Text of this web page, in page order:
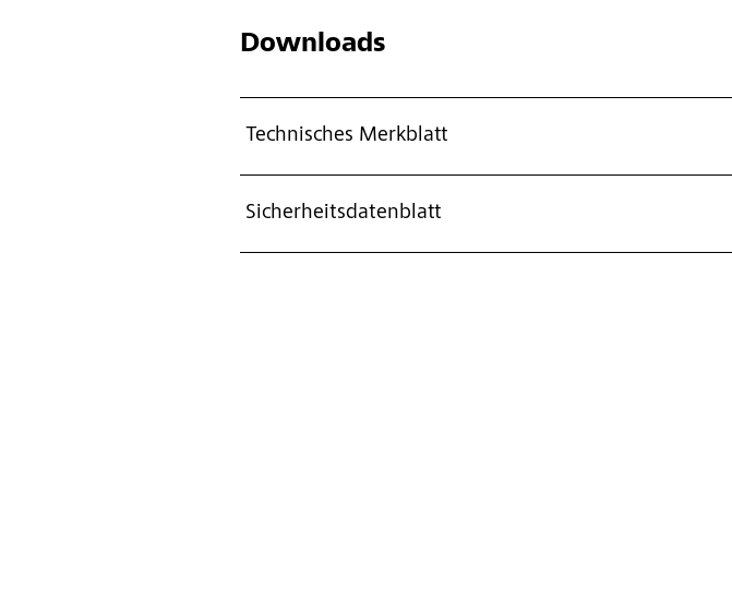
Downloads
Technisches Merkblatt
Sicherheitsdatenblatt